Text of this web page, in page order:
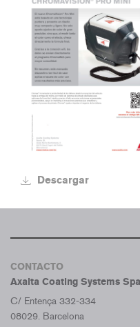
Descargar
CONTACTO
Axalta Coating Systems
C/ Entença 332-334
08029. Barcelona